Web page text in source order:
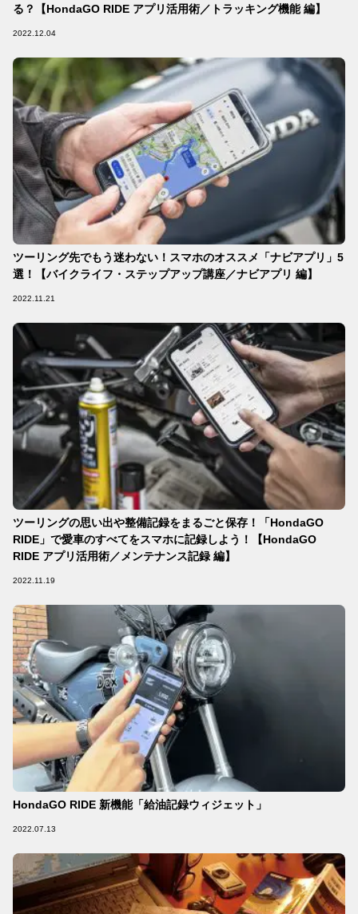
る？【HondaGO RIDE アプリ活用術／トラッキング機能 編】
2022.12.04
ツーリング先でもう迷わない！スマホのオススメ「ナビアプリ」5
選！【バイクライフ・ステップアップ講座／ナビアプリ 編】
2022.11.21
ツーリングの思い出や整備記録をまるごと保存！「HondaGO
RIDE」で愛車のすべてをスマホに記録しよう！【HondaGO
RIDE アプリ活用術／メンテナンス記録 編】
2022.11.19
HondaGO RIDE 新機能「給油記録ウィジェット」
2022.07.13